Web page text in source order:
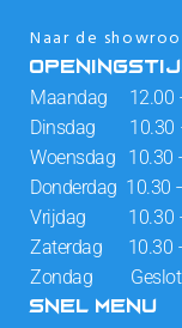
Naar de
Maandag 12.00
Dinsdag 10.30
Woensdag 10.30
Donderdag 10.30
Vrijdag 10.30 –
Zaterdag 10.30
Zondag
SNEL MENU